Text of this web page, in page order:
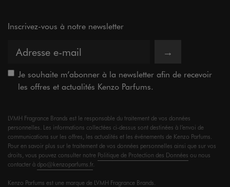
Inscrivez-vous à notre newsletter
→
Je souhaite m’abonner à la newsletter afin de recevoir
les offres et actualités Kenzo Parfums.
LVMH Fragrance Brands est le responsable du traitement de vos données
personnelles. Les informations collectées ci-dessus sont destinées à l’envoi de
communications sur les offres, les actualités et les événements de Kenzo Parfums.
Pour en savoir plus sur le traitement de vos données personnelles ainsi que sur vos
droits, vous pouvez consulter notre Politique de Protection des Données ou nous
contacter àdpo@kenzoparfums.fr.
Kenzo Parfums est une marque de LVMH Fragrance Brands.